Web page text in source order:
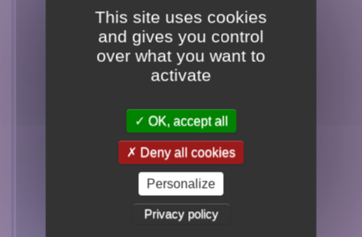
Hummingbird
Hermit
Violet Ear
Plovercrest
This site uses cookies
and gives you control
over what you want to
activate
OK, accept all
Deny all cookies
Personalize
Privacy policy